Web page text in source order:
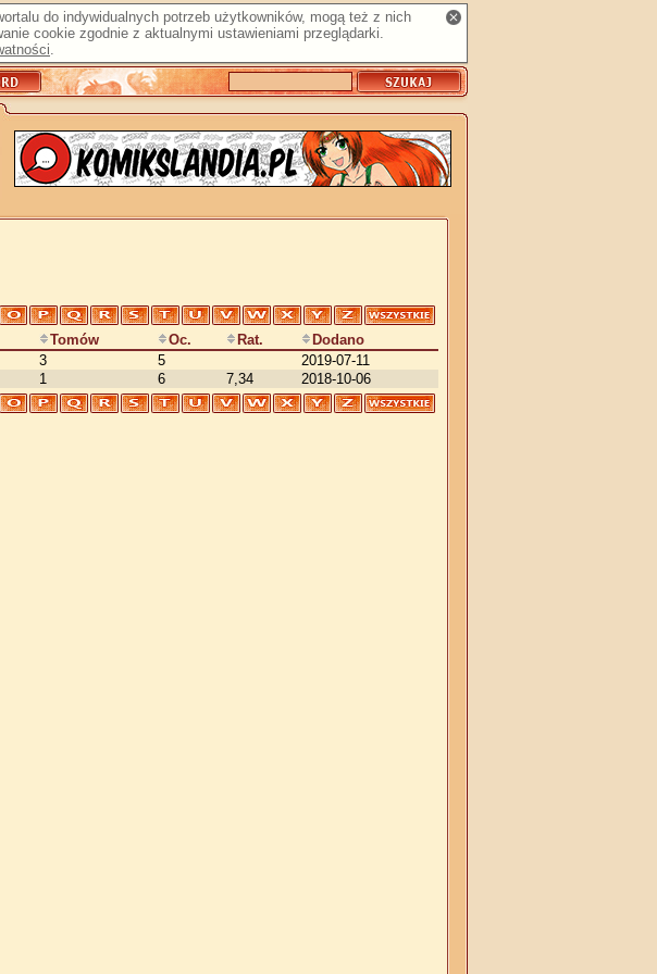
do indywidualnych potrzeb użytkowników, mogą też z nich
cookie zgodnie z aktualnymi ustawieniami przeglądarki.
.
Tomów Oc. Rat.
Dodano
3 5
2019-07-11
1 6 7,34 2018-10-06